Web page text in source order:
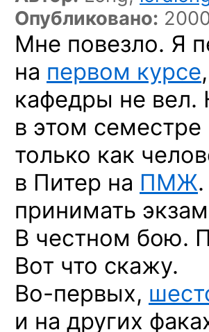
Опубликовано:
Мне повезло. Я
на первом курсе
кафедры не вел.
в этом семестре
только как
в Питер на ПМЖ
принимать
В честном бою.
Вот что скажу.
Во-первых,
и на других